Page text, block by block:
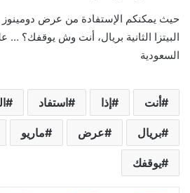
حيث يمكنكم الإستفادة من عرض
البيتزا الثانية بريال، أنت وش يوقفك؟ …
السعودية
أنت إذا استفاد
بريال عرض ماريو
يوقفك